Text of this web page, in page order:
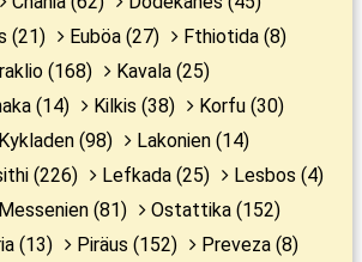
(21) Euböa (27)
Fthiotida (8)
(168)
Kavala (25)
(14)
Kilkis (38)
Korfu (30)
Kykladen (98)
Lakonien (14)
(226) Lefkada (25)
Lesbos (4)
Messenien (81)
Ostattika (152)
(13) Piräus (152)
Preveza (8)